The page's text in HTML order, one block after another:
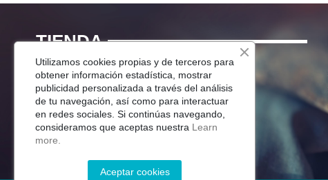
TIENDA
Menaje Mesa
Para Tu Cocina
Decoracion
Jardín
Utilizamos cookies propias y de terceros para
obtener información estadística, mostrar
publicidad personalizada a través del análisis
de tu navegación, así como para interactuar
en redes sociales. Si continúas navegando,
consideramos que aceptas nuestra Learn
more.
Aceptar cookies